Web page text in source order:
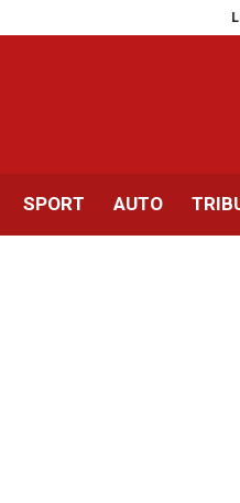
La
SPORT AUTO